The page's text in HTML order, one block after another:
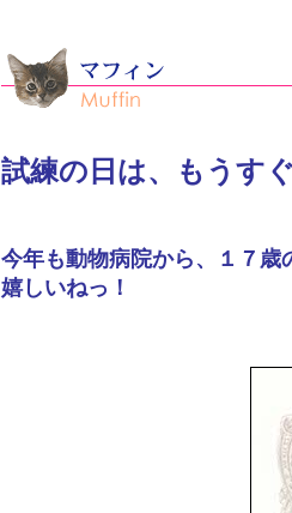
試練の日は、もうす
今年も動物病院から、１７歳
嬉しいねっ！